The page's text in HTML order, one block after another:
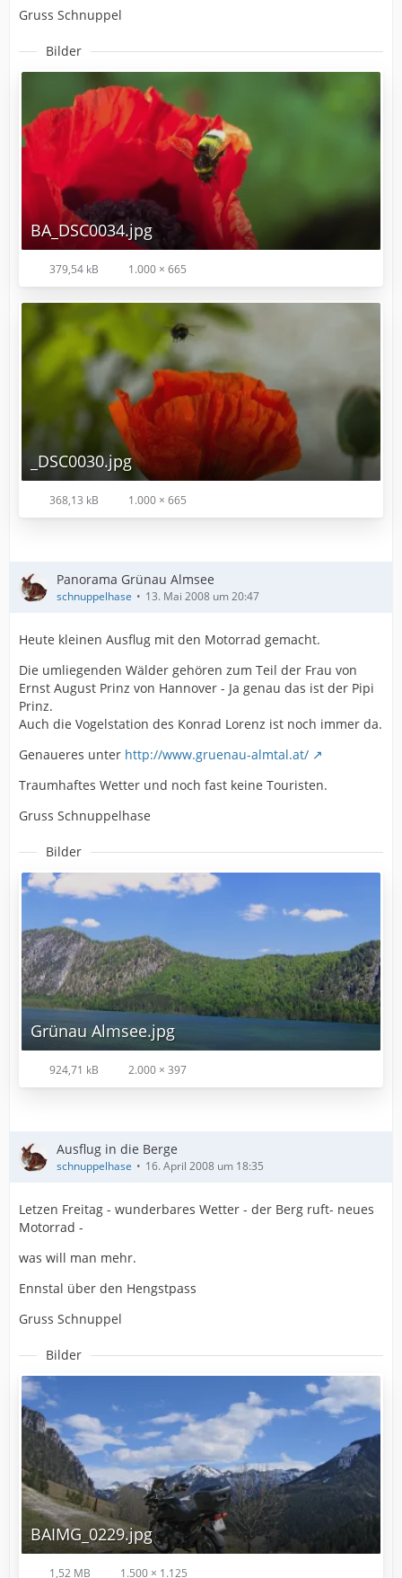
Gruss Schnuppel
Bilder
BA_DSC0034.jpg
379,54 kB 1.000 × 665
_DSC0030.jpg
368,13 kB 1.000 × 665
Panorama Grünau Almsee
schnuppelhase 13. Mai 2008 um 20:47
Heute kleinen Ausflug mit den Motorrad gemacht.
Die umliegenden Wälder gehören zum Teil der Frau von
Ernst August Prinz von Hannover - Ja genau das ist der Pipi
Prinz.
Auch die Vogelstation des Konrad Lorenz ist noch immer da.
Genaueres unter http://www.gruenau-almtal.at/
Traumhaftes Wetter und noch fast keine Touristen.
Gruss Schnuppelhase
Bilder
Grünau Almsee.jpg
924,71 kB 2.000 × 397
Ausflug in die Berge
schnuppelhase 16. April 2008 um 18:35
Letzen Freitag - wunderbares Wetter - der Berg ruft- neues
Motorrad -
was will man mehr.
Ennstal über den Hengstpass
Gruss Schnuppel
Bilder
BAIMG_0229.jpg
1,52 MB 1.500 × 1.125